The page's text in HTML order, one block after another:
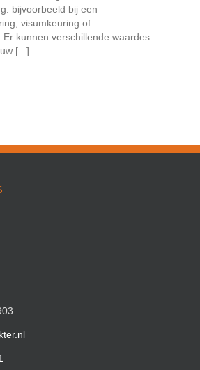
bijvoorbeeld bij een
visumkeuring of
kunnen verschillende waardes
[...]